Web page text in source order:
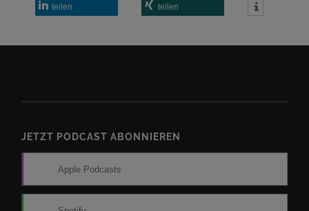
teilen teilen
JETZT PODCAST ABONNIEREN
Apple Podcasts